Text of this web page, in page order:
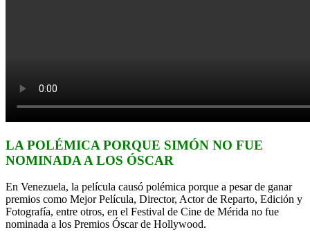
LA POLÉMICA PORQUE SIMÓN NO FUE
NOMINADA A LOS ÓSCAR
En Venezuela, la película causó polémica porque a pesar de ganar
premios como Mejor Película, Director, Actor de Reparto, Edición y
Fotografía, entre otros, en el Festival de Cine de Mérida no fue
nominada a los Premios Óscar de Hollywood.